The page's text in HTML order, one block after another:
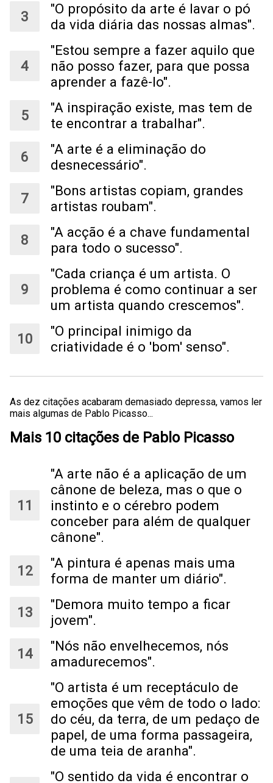
"O propósito da arte é lavar o pó
da vida diária das nossas almas".
"Estou sempre a fazer aquilo que
não posso fazer, para que possa
aprender a fazê-lo".
"A inspiração existe, mas tem de
te encontrar a trabalhar".
"A arte é a eliminação do
desnecessário".
"Bons artistas copiam, grandes
artistas roubam".
"A acção é a chave fundamental
para todo o sucesso".
"Cada criança é um artista. O
problema é como continuar a ser
um artista quando crescemos".
"O principal inimigo da
criatividade é o 'bom' senso".
As dez citações acabaram demasiado depressa, vamos ler
mais algumas de Pablo Picasso...
Mais 10 citações de Pablo Picasso
"A arte não é a aplicação de um
cânone de beleza, mas o que o
instinto e o cérebro podem
conceber para além de qualquer
cânone".
"A pintura é apenas mais uma
forma de manter um diário".
"Demora muito tempo a ficar
jovem".
"Nós não envelhecemos, nós
amadurecemos".
"O artista é um receptáculo de
emoções que vêm de todo o lado:
do céu, da terra, de um pedaço de
papel, de uma forma passageira,
de uma teia de aranha".
"O sentido da vida é encontrar o